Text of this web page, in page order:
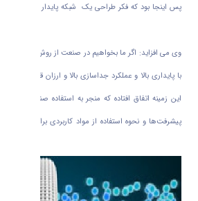
پس اینجا بود که فکر طراحی یک شبکه پایدار غشاهای
وی می‌ افزاید: اگر ما بخواهیم در صنعت از روش‌های غشایی
با پایداری بالا و عملکرد جداسازی بالا و ارزان قیمت بهره
این زمینه اتفاق افتاده که منجر به استفاده صنعتی از
پیشرفت‌ها و نحوه استفاده از مواد کاربردی برای رهایی